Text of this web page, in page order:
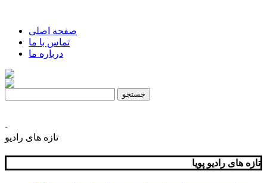
صفحه اصلی
تماس با ما
درباره ما
for:
-
تازه های رادیو
تازه های رادیو پویا